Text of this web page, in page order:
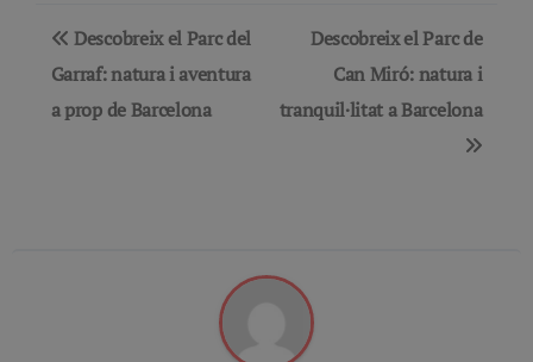
Navegación
de
entradas
Descobreix el Parc del
Garraf: natura i aventura
a prop de Barcelona
Descobreix el Parc de
Can Miró: natura i
tranquil·litat a Barcelona